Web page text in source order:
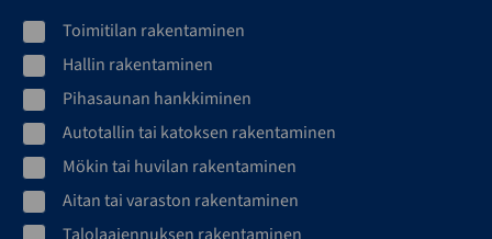
Toimitilan rakentaminen
Hallin rakentaminen
Pihasaunan hankkiminen
Autotallin tai katoksen rakentaminen
Mökin tai huvilan rakentaminen
Aitan tai varaston rakentaminen